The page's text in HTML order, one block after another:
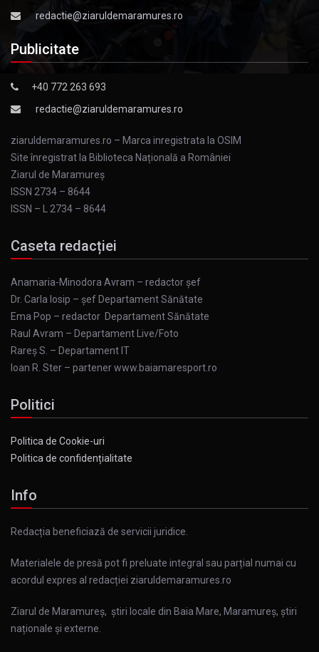
redactie@ziaruldemaramures.ro
Publicitate
+40 772 263 693
redactie@ziaruldemaramures.ro
ziaruldemaramures.ro – Marca inregistrata la OSIM
Site înregistrat la Biblioteca Națională a României
Ziarul de Maramureş
ISSN 2734 – 8644
ISSN – L 2734 – 8644
Caseta redacției
Anamaria-Minodora Avram – redactor șef
Dr. Carla Iosip – șef Departament Sănătate
Ema Pop – redactor Departament Sănătate
Raul Avram – Departament Live/Foto
Rareș S. – Departament IT
Ioan R. Ster – partener www.baiamaresport.ro
Politici
Politica de Cookie-uri
Politica de confidențialitate
Info
Redacția beneficiază de servicii juridice.
Materialele de presă pot fi preluate integral sau parțial numai cu
acordul expres al redacției ziaruldemaramures.ro
Ziarul de Maramureș, știri locale din Baia Mare, Maramureș, știri
naționale și externe.